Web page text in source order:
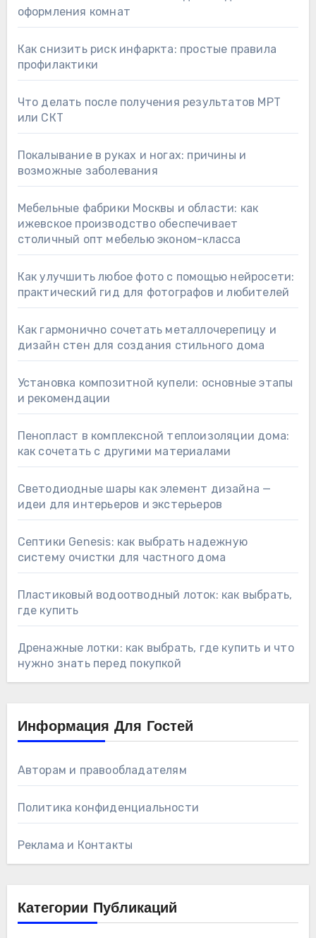
оформления комнат
Как снизить риск инфаркта: простые правила
профилактики
Что делать после получения результатов МРТ
или СКТ
Покалывание в руках и ногах: причины и
возможные заболевания
Мебельные фабрики Москвы и области: как
ижевское производство обеспечивает
столичный опт мебелью эконом-класса
Как улучшить любое фото с помощью нейросети:
практический гид для фотографов и любителей
Как гармонично сочетать металлочерепицу и
дизайн стен для создания стильного дома
Установка композитной купели: основные этапы
и рекомендации
Пенопласт в комплексной теплоизоляции дома:
как сочетать с другими материалами
Светодиодные шары как элемент дизайна —
идеи для интерьеров и экстерьеров
Септики Genesis: как выбрать надежную
систему очистки для частного дома
Пластиковый водоотводный лоток: как выбрать,
где купить
Дренажные лотки: как выбрать, где купить и что
нужно знать перед покупкой
Информация Для Гостей
Авторам и правообладателям
Политика конфиденциальности
Реклама и Контакты
Категории Публикаций